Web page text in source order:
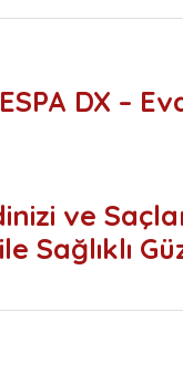
DX –
ve
ile Sağlıklı